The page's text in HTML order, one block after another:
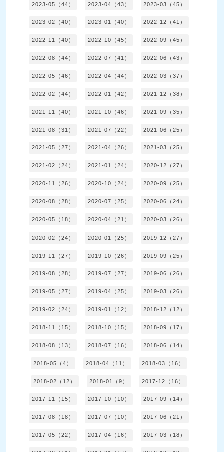
2023-05（44） 2023-04（43） 2023-03（45）
2023-02（40） 2023-01（40） 2022-12（41）
2022-11（40） 2022-10（45） 2022-09（45）
2022-08（44） 2022-07（41） 2022-06（43）
2022-05（46） 2022-04（44） 2022-03（37）
2022-02（44） 2022-01（42） 2021-12（38）
2021-11（40） 2021-10（46） 2021-09（35）
2021-08（31） 2021-07（22） 2021-06（25）
2021-05（27） 2021-04（26） 2021-03（25）
2021-02（24） 2021-01（24） 2020-12（27）
2020-11（26） 2020-10（24） 2020-09（25）
2020-08（28） 2020-07（25） 2020-06（24）
2020-05（18） 2020-04（21） 2020-03（26）
2020-02（24） 2020-01（25） 2019-12（27）
2019-11（27） 2019-10（26） 2019-09（25）
2019-08（28） 2019-07（27） 2019-06（26）
2019-05（27） 2019-04（25） 2019-03（26）
2019-02（24） 2019-01（12） 2018-12（12）
2018-11（15） 2018-10（15） 2018-09（17）
2018-08（13） 2018-07（16） 2018-06（14）
2018-05（4） 2018-04（11） 2018-03（16）
2018-02（12） 2018-01（9） 2017-12（16）
2017-11（15） 2017-10（10） 2017-09（14）
2017-08（18） 2017-07（10） 2017-06（21）
2017-05（22） 2017-04（16） 2017-03（18）